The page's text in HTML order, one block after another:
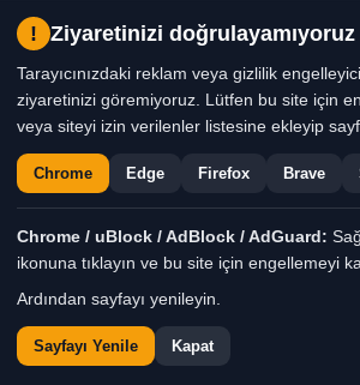
Tüm Hakları Saklıdır. |
! Ziyaretinizi doğrulayamıyoruz
Tarayıcınızdaki reklam veya gizlilik
ziyaretinizi göremiyoruz. Lütfen bu site için
veya siteyi izin verilenler listesine ekleyip
Chrome Edge Firefox Brave
Chrome / uBlock / AdBlock / AdGuard:
ikonuna tıklayın ve bu site için engellemeyi
Ardından sayfayı yenileyin.
Sayfayı Yenile Kapat